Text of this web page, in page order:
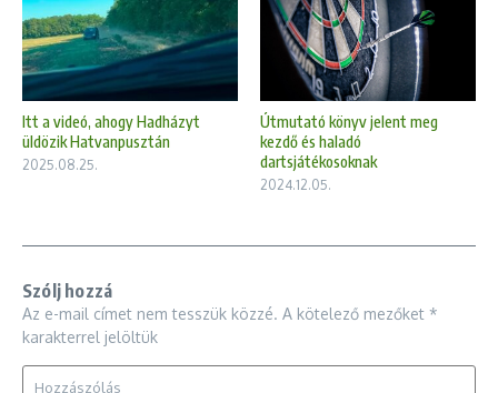
Itt a videó, ahogy Hadházyt
üldözik Hatvanpusztán
2025.08.25.
Útmutató könyv jelent meg
kezdő és haladó
dartsjátékosoknak
2024.12.05.
Szólj hozzá
Az e-mail címet nem tesszük közzé. A kötelező mezőket *
karakterrel jelöltük